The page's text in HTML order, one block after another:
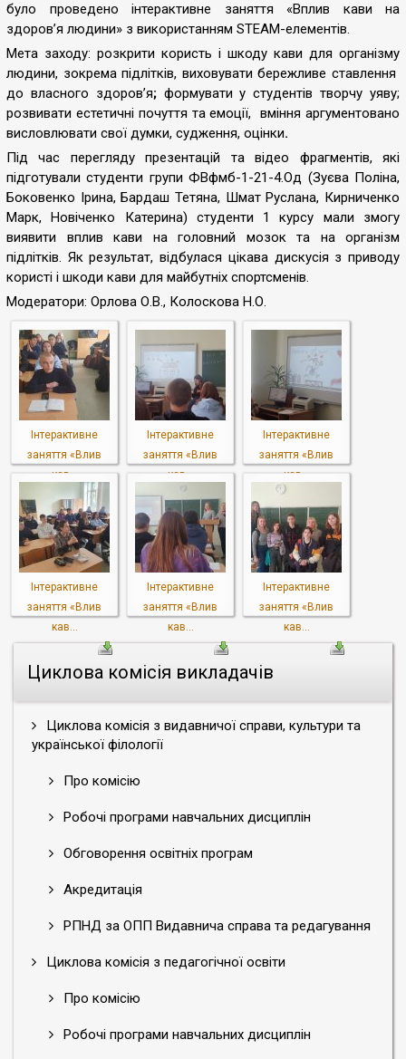
Циклова комісія викладачів
Циклова комісія з видавничої справи, культури та
української філології
Про комісію
Робочі програми навчальних дисциплін
Обговорення освітніх програм
Акредитація
РПНД за ОПП Видавнича справа та редагування
Циклова комісія з педагогічної освіти
Про комісію
Робочі програми навчальних дисциплін
було проведено інтерактивне заняття «Вплив кави на
здоров’я людини» з використанням STEAM-елементів.
Мета заходу: розкрити користь і шкоду кави для організму
людини, зокрема підлітків, виховувати бережливе ставлення
до власного здоров’я;формувати у студентів творчу уяву;
розвивати естетичні почуття та емоції, вміння аргументовано
висловлювати свої думки, судження, оцінки.
Під час перегляду презентацій та відео фрагментів, які
підготували студенти групи ФВфмб-1-21-4.Од (Зуєва Поліна,
Боковенко Ірина, Бардаш Тетяна, Шмат Руслана, Кирниченко
Марк, Новіченко Катерина) студенти 1 курсу мали змогу
виявити вплив кави на головний мозок та на організм
підлітків. Як результат, відбулася цікава дискусія з приводу
користі і шкоди кави для майбутніх спортсменів.
Модератори: Орлова О.В., Колоскова Н.О.
Інтерактивне
заняття «Влив
кав...
Інтерактивне
заняття «Влив
кав...
Інтерактивне
заняття «Влив
кав...
Інтерактивне
заняття «Влив
кав...
Інтерактивне
заняття «Влив
кав...
Інтерактивне
заняття «Влив
кав...